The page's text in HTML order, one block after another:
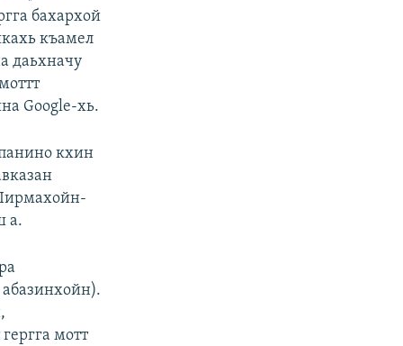
бахархой
къамел
даьхначу
Google-хь.
кхин
а.
мотт